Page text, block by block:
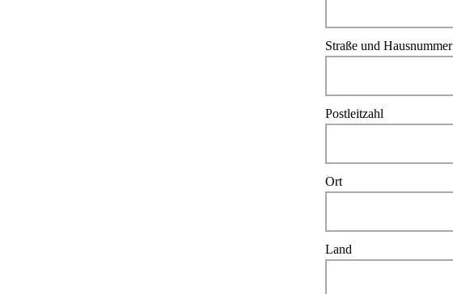
Straße und Hausnummer
Postleitzahl
Ort
Land